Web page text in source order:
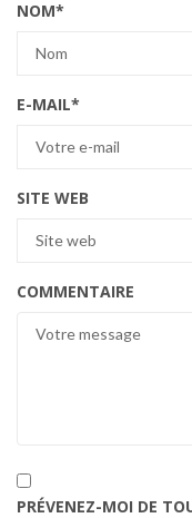
NOM*
E-MAIL*
SITE WEB
COMMENTAIRE
PRÉVENEZ-MOI DE